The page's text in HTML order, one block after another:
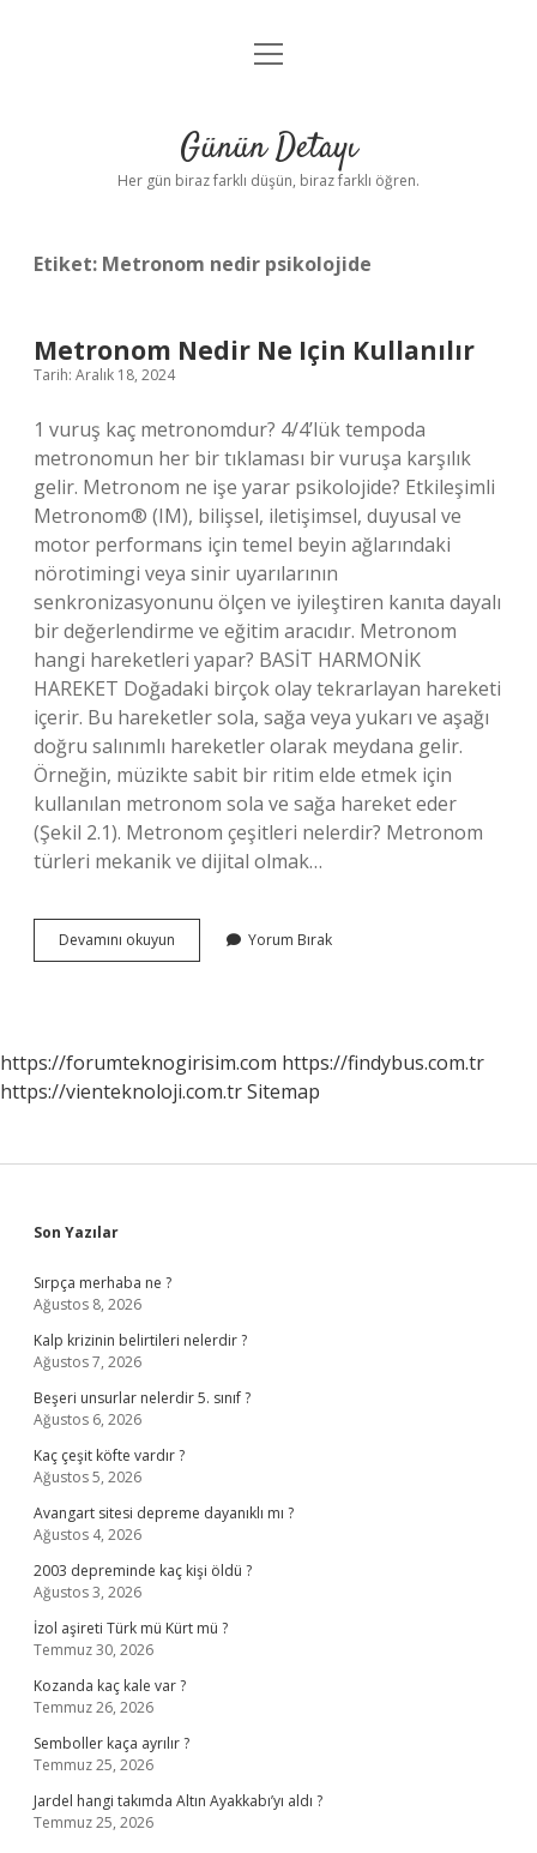
Anasayfa
Yasal Uyarı
menüyü
Günün Detayı
Her gün biraz farklı düşün, biraz farklı öğren.
Etiket: Metronom nedir psikolojide
Metronom Nedir Ne Için Kullanılır
Tarih: Aralık 18, 2024
1 vuruş kaç metronomdur? 4/4’lük tempoda
metronomun her bir tıklaması bir vuruşa karşılık
gelir. Metronom ne işe yarar psikolojide? Etkileşimli
Metronom® (IM), bilişsel, iletişimsel, duyusal ve
motor performans için temel beyin ağlarındaki
nörotimingi veya sinir uyarılarının
senkronizasyonunu ölçen ve iyileştiren kanıta dayalı
bir değerlendirme ve eğitim aracıdır. Metronom
hangi hareketleri yapar? BASİT HARMONİK
HAREKET Doğadaki birçok olay tekrarlayan hareketi
içerir. Bu hareketler sola, sağa veya yukarı ve aşağı
doğru salınımlı hareketler olarak meydana gelir.
Örneğin, müzikte sabit bir ritim elde etmek için
kullanılan metronom sola ve sağa hareket eder
(Şekil 2.1). Metronom çeşitleri nelerdir? Metronom
türleri mekanik ve dijital olmak…
Devamını okuyun Metronom
Nedir
Yorum Bırak
https://forumteknogirisim.com https://findybus.com.tr
https://vienteknoloji.com.trSitemap
Sidebar
Son Yazılar
Sırpça merhaba ne ?
Ağustos 8, 2026
Kalp krizinin belirtileri nelerdir ?
Ağustos 7, 2026
Beşeri unsurlar nelerdir 5. sınıf ?
Ağustos 6, 2026
Kaç çeşit köfte vardır ?
Ağustos 5, 2026
Avangart sitesi depreme dayanıklı mı ?
Ağustos 4, 2026
2003 depreminde kaç kişi öldü ?
Ağustos 3, 2026
İzol aşireti Türk mü Kürt mü ?
Temmuz 30, 2026
Kozanda kaç kale var ?
Temmuz 26, 2026
Semboller kaça ayrılır ?
Temmuz 25, 2026
Jardel hangi takımda Altın Ayakkabı’yı aldı ?
Temmuz 25, 2026